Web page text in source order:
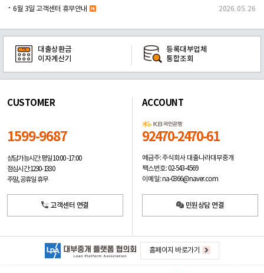
6월 3일 고객센터 휴무안내 2026. 05. 26
대출상환금
이자계산기
등록대부업체
통합조회
CUSTOMER
1599-9687
상담가능시간: 평일10:00 -17:00
점심시간: 12:30 - 13:30
주말, 공휴일 휴무
고객센터 연결
ACCOUNT
92470-2470-61
예금주: 주식회사 대출나라대부중개
팩스번호: 02-543-4569
이메일: na-0366@naver.com
민원상담 연결
홈페이지 바로가기